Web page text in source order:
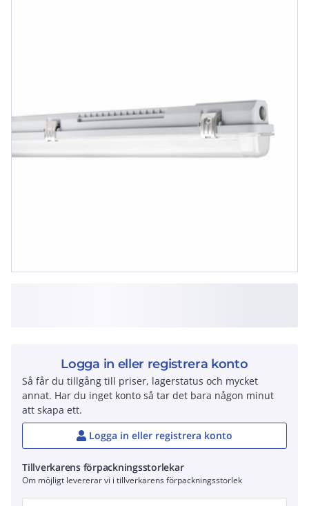
Logga in eller registrera konto
Så får du tillgång till priser, lagerstatus och mycket
annat. Har du inget konto så tar det bara någon minut
att skapa ett.
Logga in eller registrera konto
Tillverkarens förpackningsstorlekar
Om möjligt levererar vi i tillverkarens förpackningsstorlek